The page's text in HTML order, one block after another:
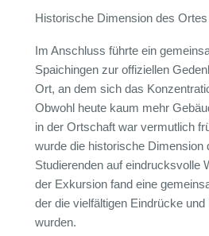
Historische Dimension des Ortes
Im Anschluss führte ein
Spaichingen zur offiziellen
Ort, an dem sich das
Obwohl heute kaum mehr
in der Ortschaft war vermutlich
wurde die historische Dimension
Studierenden auf eindrucksvolle
der Exkursion fand eine
der die vielfältigen Eindrücke
wurden.